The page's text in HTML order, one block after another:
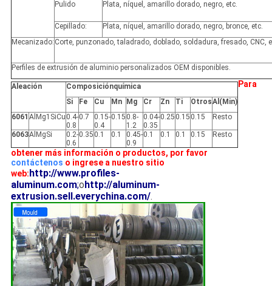
Pulido Plata, níquel, amarillo dorado, negro, etc.
Cepillado:
Plata, níquel, amarillo dorado, negro, bronce, etc.
Mecanizado: Corte, punzonado, taladrado, doblado, soldadura, fresado, CNC,
Perfiles de extrusión de aluminio personalizados OEM disponibles.
Aleación
Composiciónquímica
Si
Fe Cu Mn Mg Cr Zn Ti OtrosAl(Min)
6061 AlMg1SiCu 0.4-
0.8
0.7
0.15-
0.4
0.15 0.8-
1.2
0.04-
0.35
0.25 0.15 0.15 Resto
6063AlMgSi
0.2-
0.6
0.35 0.1 0.1
0.45-
0.9
0.1 0.1 0.1 0.15 Resto
Para
obtener más información o productos, por favor
contáctenos o ingrese a nuestro sitio
web:http://www.profiles-
aluminum.com;ohttp://aluminum-
extrusion.sell.everychina.com/.